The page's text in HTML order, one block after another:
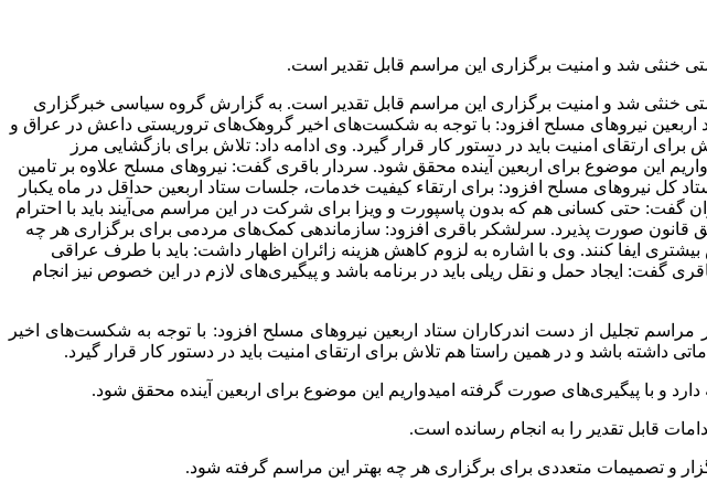
خنثی شد و امنیت برگزاری این مراسم قابل تقدیر است.
خنثی شد و امنیت برگزاری این مراسم قابل تقدیر است. به گزارش گروه سیاسی خبرگزاری
نیروهای مسلح افزود: با توجه به شکست‌های اخیر گروهک‌های تروریستی داعش در عراق و
ارتقای امنیت باید در دستور کار قرار گیرد. وی ادامه داد: تلاش برای بازگشایی مرز
این موضوع برای اربعین آینده محقق شود. سردار باقری گفت: نیروهای مسلح علاوه بر تامین
کل نیروهای مسلح افزود: برای ارتقاء کیفیت خدمات، جلسات ستاد اربعین حداقل در ماه یکبار
گفت: حتی کسانی هم که بدون پاسپورت و ویزا برای شرکت در این مراسم می‌آیند باید با احترام
قانون صورت پذیرد. سرلشکر باقری افزود: سازماندهی کمک‌های مردمی برای برگزاری هر چه
ایفا کنند. وی با اشاره به لزوم کاهش هزینه زائران اظهار داشت: باید با طرف عراقی
گفت: ایجاد حمل و نقل ریلی باید در برنامه باشد و پیگیری‌های لازم در این خصوص نیز انجام
تجلیل از دست اندرکاران ستاد اربعین نیروهای مسلح افزود: با توجه به شکست‌های اخیر
باشد و در همین راستا هم تلاش برای ارتقای امنیت باید در دستور کار قرار گیرد.
و با پیگیری‌های صورت گرفته امیدواریم این موضوع برای اربعین آینده محقق شود.
قابل تقدیر را به انجام رسانده است.
و تصمیمات متعددی برای برگزاری هر چه بهتر این مراسم گرفته شود.